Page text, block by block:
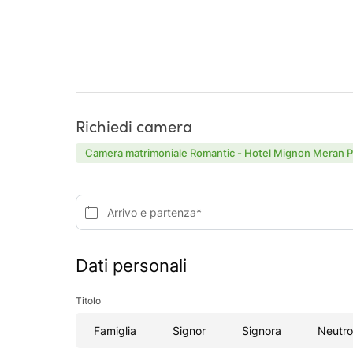
Richiedi camera
Camera matrimoniale Romantic - Hotel Mignon Meran
Arrivo e partenza*
Dati personali
Titolo
Famiglia Signor Signora Neutro